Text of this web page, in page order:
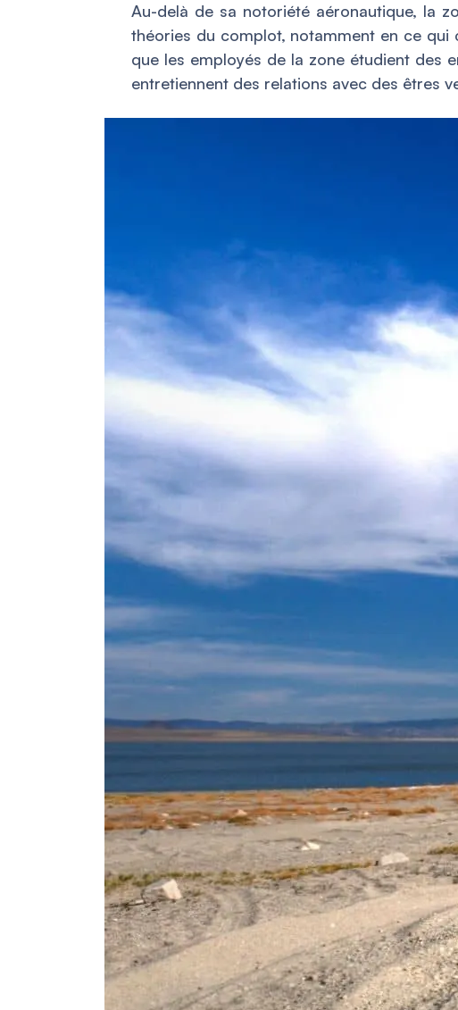
Au-delà de sa notoriété aéronautique, la
théories du complot, notamment en ce qui
que les employés de la zone étudient des
entretiennent des relations avec des êtres